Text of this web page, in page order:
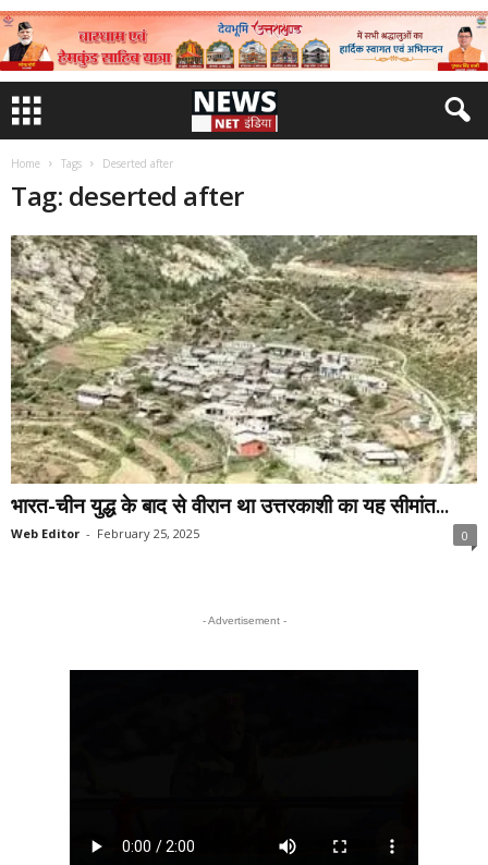
Home Tags Deserted after
Tag: deserted after
भारत-चीन युद्ध के बाद से वीरान था उत्तरकाशी का यह सीमांत...
Web Editor - February 25, 2025 0
- Advertisement -